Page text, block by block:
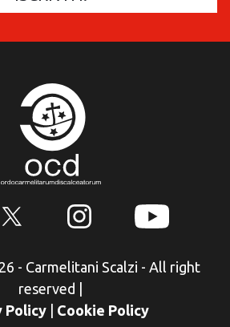
- Carmelitani Scalzi - All right
reserved
Policy
Cookie Policy